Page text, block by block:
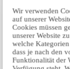
Wir verwenden
auf unserer
Cookies müssen
unserer Website
welche
dass je nach den
Funktionalität der